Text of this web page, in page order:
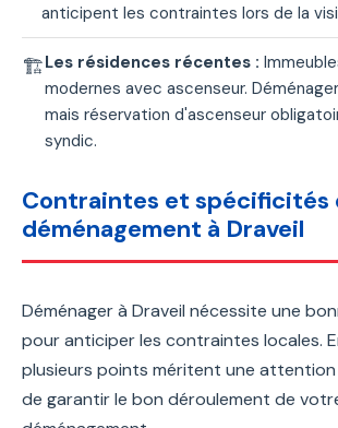
anticipent les contraintes lors de la
🏗️Les résidences récentes :
modernes avec ascenseur.
mais réservation d'ascenseur
syndic.
Contraintes et spécificités
déménagement à Draveil
Déménager à Draveil nécessite une
pour anticiper les contraintes locales.
plusieurs points méritent une
de garantir le bon déroulement de